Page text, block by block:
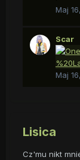
Maj
Scar
Maj
Lisica
Cz'mu nikt